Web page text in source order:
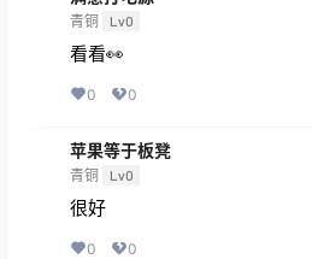
青铜 Lv0
看看👀
0 0
苹果等于板凳
青铜 Lv0
很好
0 0